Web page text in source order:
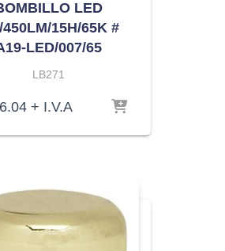
LED
450LM/15H/65K #
LED/007/65
LB271
+ I.V.A